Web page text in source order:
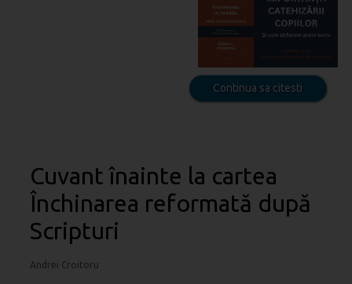
Continua sa citesti
Cuvant înainte la cartea
Închinarea reformată după
Scripturi
Andrei Croitoru